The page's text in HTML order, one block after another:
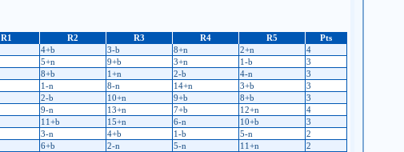
R1 R2 R3 R4 R5
Pts
4+b 3-b 8+n 2+n
4
5+n 9+b 3+n 1-b
3
8+b 1+n 2-b 4-n
3
1-n 8-n 14+n 3+b
3
2-b 10+n 9+b 8+b
3
9-n 13+n 7+b 12+n
4
11+b 15+n 6-n 10+b
3
3-n 4+b 1-b 5-n
2
6+b 2-n 5-n 11+n
2